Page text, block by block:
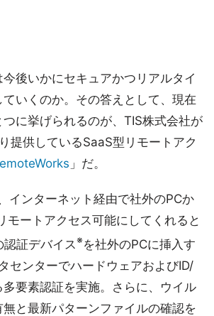
後いかにセキュアかつリアルタイ
いくのか。その答えとして、現在
に挙げられるのが、TIS株式会社が
提供しているSaaS型リモートアク
」だ。
インターネット経由で社外のPCか
モートアクセス可能にしてくれると
証デバイス※を社外のPCに挿入す
センターでハードウェアおよびID/
要素認証を実施。さらに、ウイル
無と最新パターンファイルの確認を